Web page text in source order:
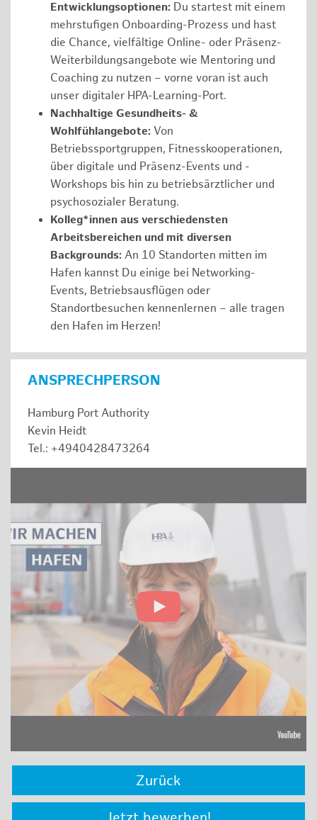
Entwicklungsoptionen: Du startest mit einem
mehrstufigen Onboarding-Prozess und hast
die Chance, vielfältige Online- oder Präsenz-
Weiterbildungsangebote wie Mentoring und
Coaching zu nutzen – vorne voran ist auch
unser digitaler HPA-Learning-Port.
Nachhaltige Gesundheits- &
Wohlfühlangebote: Von
Betriebssportgruppen, Fitnesskooperationen,
über digitale und Präsenz-Events und -
Workshops bis hin zu betriebsärztlicher und
psychosozialer Beratung.
Kolleg*innen aus verschiedensten
Arbeitsbereichen und mit diversen
Backgrounds: An 10 Standorten mitten im
Hafen kannst Du einige bei Networking-
Events, Betriebsausflügen oder
Standortbesuchen kennenlernen – alle tragen
den Hafen im Herzen!
ANSPRECHPERSON
Hamburg Port Authority
Kevin Heidt
Tel.: +4940428473264
Zurück